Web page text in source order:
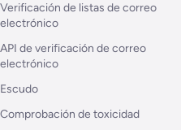
Verificación de listas de correo
electrónico
API de verificación de correo
electrónico
Escudo
Comprobación de toxicidad